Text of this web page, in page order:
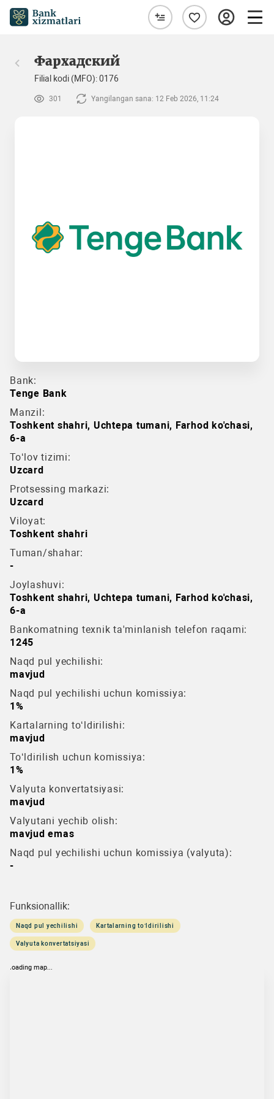
Фархадский
Filial kodi (MFO): 0176
301 Yangilangan sana: 12 Feb 2026, 11:24
Bank:
Tenge Bank
Manzil:
Toshkent shahri, Uchtepa tumani, Farhod ko'chasi,
6-a
To‘lov tizimi:
Uzcard
Protsessing markazi:
Uzcard
Viloyat:
Toshkent shahri
Tuman/shahar:
-
Joylashuvi:
Toshkent shahri, Uchtepa tumani, Farhod ko'chasi,
6-a
Bankomatning texnik ta'minlanish telefon raqami:
1245
Naqd pul yechilishi:
mavjud
Naqd pul yechilishi uchun komissiya:
1%
Kartalarning to‘ldirilishi:
mavjud
To‘ldirilish uchun komissiya:
1%
Valyuta konvertatsiyasi:
mavjud
Valyutani yechib olish:
mavjud emas
Naqd pul yechilishi uchun komissiya (valyuta):
-
Funksionallik:
Naqd pul yechilishi Kartalarning to‘ldirilishi
Valyuta konvertatsiyasi
loading map...